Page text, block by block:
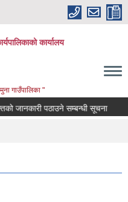
कार्यालय
गाउँपालिका "
जानकारी पठाउने सम्बन्धी सूचना